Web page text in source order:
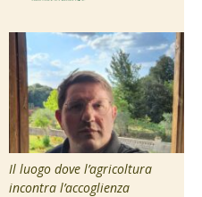
Il luogo dove l’agricoltura
incontra l’accoglienza